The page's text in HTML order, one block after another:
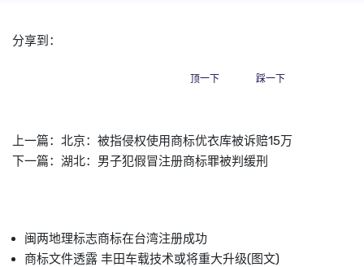
分享到：
顶一下 踩一下
上一篇： 北京：被指侵权使用商标优衣库被诉赔15万
下一篇： 湖北：男子犯假冒注册商标罪被判缓刑
闽两地理标志商标在台湾注册成功
商标文件透露 丰田车载技术或将重大升级(图文)